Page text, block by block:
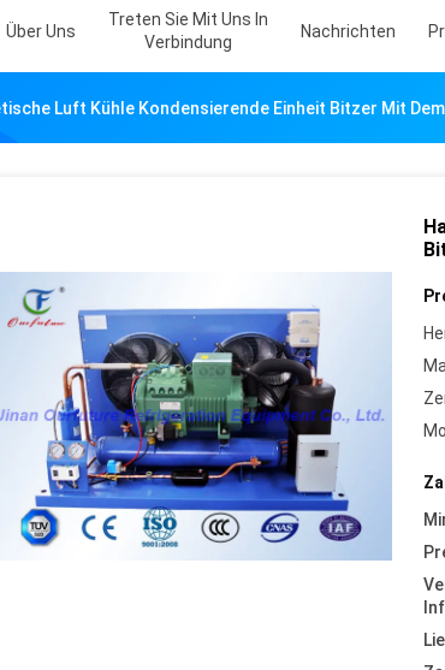
Über Uns
Treten Sie Mit Uns In
Verbindung
Nachrichten
Luft Kühle Kondensierende Einheit Bitzer Mit